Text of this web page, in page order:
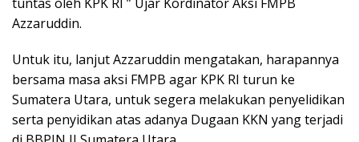
Azzaruddin.
Untuk itu, lanjut Azzaruddin mengatakan, harapannya
bersama masa aksi FMPB agar KPK RI turun ke
Sumatera Utara, untuk segera melakukan penyelidikan
serta penyidikan atas adanya Dugaan KKN yang terjadi